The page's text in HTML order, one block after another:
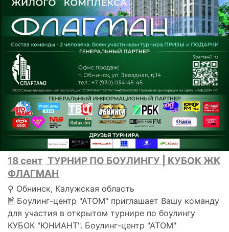
18 сент ТУРНИР ПО БОУЛИНГУ | КУБОК ЖК
ФЛАГМАН
⚲ Обнинск, Калужская область
🗎 Боулинг-центр "АТОМ" приглашает Вашу команду
для участия в открытом турнире по боулингу
КУБОК "ЮНИАНТ". Боулинг-центр "АТОМ"